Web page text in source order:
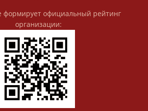
официальный рейтинг
организации: